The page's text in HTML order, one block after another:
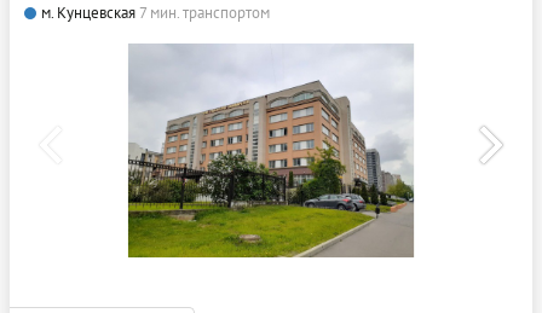
м. Кунцевская 7 мин. транспортом